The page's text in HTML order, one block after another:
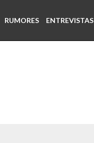
RUMORES ENTREVISTAS